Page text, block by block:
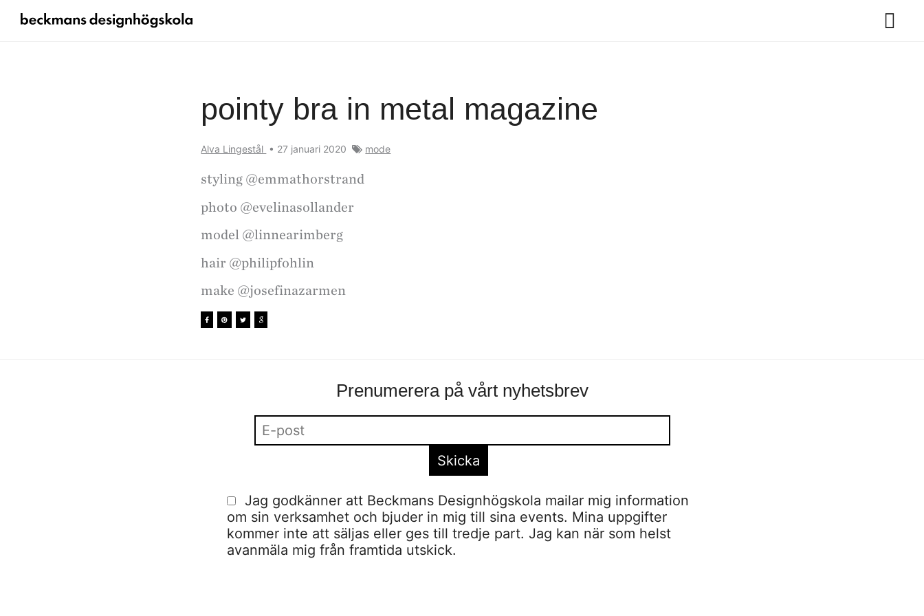
pointy bra in metal magazine
Alva Lingestål • 27 januari 2020 mode
styling @emmathorstrand
photo @evelinasollander
model @linnearimberg
hair @philipfohlin
make @josefinazarmen
Prenumerera på vårt nyhetsbrev
Jag godkänner att Beckmans Designhögskola mailar mig information
om sin verksamhet och bjuder in mig till sina events. Mina uppgifter
kommer inte att säljas eller ges till tredje part. Jag kan när som helst
avanmäla mig från framtida utskick.